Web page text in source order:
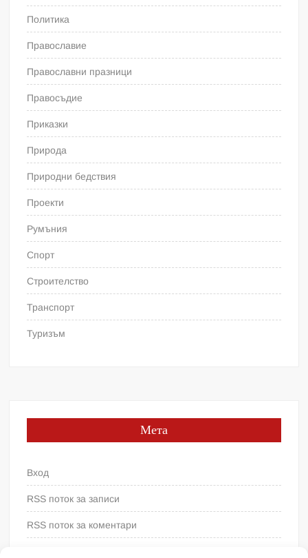
Политика
Православие
Православни празници
Правосъдие
Приказки
Природа
Природни бедствия
Проекти
Румъния
Спорт
Строителство
Транспорт
Туризъм
Мета
Вход
RSS поток за записи
RSS поток за коментари